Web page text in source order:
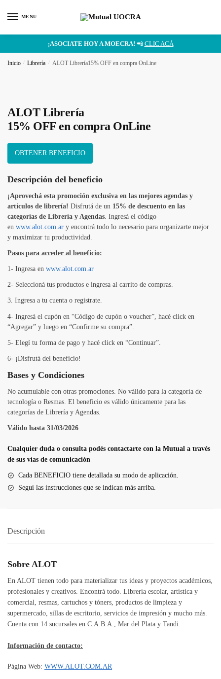
MENU
¡ASOCIATE HOY A MOECRA! 📲 CLIC ACÁ
Inicio / Librería / ALOT Librería15% OFF en compra OnLine
ALOT Librería
15% OFF en compra OnLine
OBTENER BENEFICIO
Descripción del beneficio
¡Aprovechá esta promoción exclusiva en las mejores agendas y
artículos de librería! Disfrutá de un 15% de descuento en las
categorías de Librería y Agendas . Ingresá el código
en www.alot.com.ar y encontrá todo lo necesario para organizarte mejor
y maximizar tu productividad.
Pasos para acceder al beneficio:
1- Ingresa en www.alot.com.ar
2- Seleccioná tus productos e ingresa al carrito de compras.
3. Ingresa a tu cuenta o registrate.
4- Ingresá el cupón en “Código de cupón o voucher”, hacé click en
“Agregar” y luego en “Confirme su compra”.
5- Elegí tu forma de pago y hacé click en “Continuar”.
6- ¡Disfrutá del beneficio!
Bases y Condiciones
No acumulable con otras promociones. No válido para la categoría de
tecnología o Resmas. El beneficio es válido únicamente para las
categorías de Librería y Agendas.
Válido hasta 31/03/2026
Cualquier duda o consulta podés contactarte con la Mutual a través
de sus vías de comunicación
Cada BENEFICIO tiene detallada su modo de aplicación.
Seguí las instrucciones que se indican más arriba.
Descripción
Sobre ALOT
En ALOT tienen todo para materializar tus ideas y proyectos académicos,
profesionales y creativos. Encontrá todo. Librería escolar, artística y
comercial, resmas, cartuchos y tóners, productos de limpieza y
supermercado, sillas de escritorio, servicios de impresión y mucho más.
Cuenta con 14 sucursales en C.A.B.A., Mar del Plata y Tandi.
Información de contacto:
Página Web: WWW.ALOT.COM.AR